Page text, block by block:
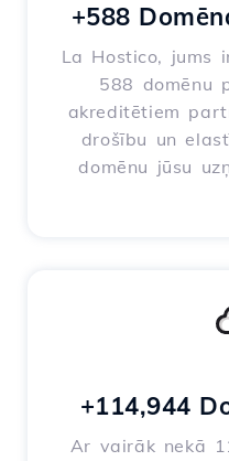
+588
La Hostico, jums
588 domēnu
akreditētiem
drošību un
domēnu jūsu
+114,944
Ar vairāk nekā